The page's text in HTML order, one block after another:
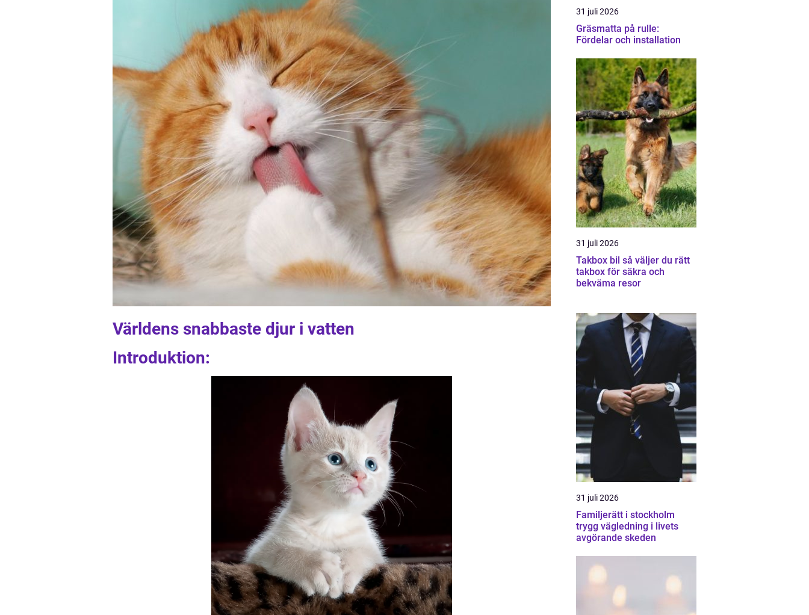
Världens snabbaste djur i vatten
Introduktion:
31 juli 2026
Gräsmatta på rulle:
Fördelar och installation
31 juli 2026
Takbox bil så väljer du rätt
takbox för säkra och
bekväma resor
31 juli 2026
Familjerätt i stockholm
trygg vägledning i livets
avgörande skeden